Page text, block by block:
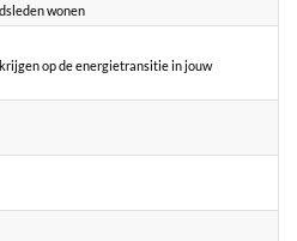
wonen
op de energietransitie in jouw